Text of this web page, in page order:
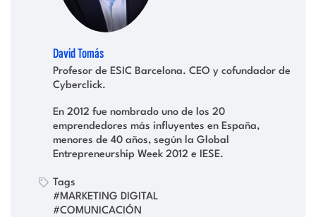
David Tomás
Profesor de ESIC Barcelona. CEO y cofundador de
Cyberclick.
En 2012 fue nombrado uno de los 20
emprendedores más influyentes en España,
menores de 40 años, según la Global
Entrepreneurship Week 2012 e IESE.
Tags
#MARKETING DIGITAL
#COMUNICACIÓN